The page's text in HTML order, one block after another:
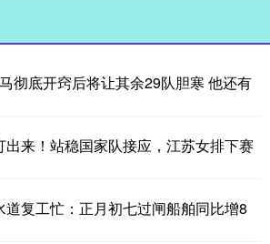
彻底开窍后将让其余29队胆寒 他还有
来！站稳国家队接应，江苏女排下赛
复工忙：正月初七过闸船舶同比增8